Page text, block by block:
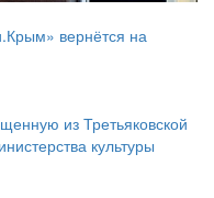
вернётся на
из Третьяковской
культуры